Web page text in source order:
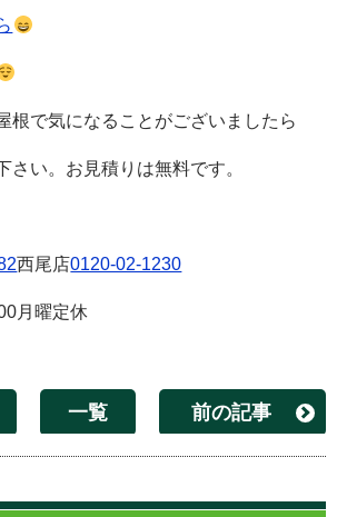
根で気になることがございましたら
さい。お見積りは無料です。
西尾店0120-02-1230
月曜定休
一覧 前の記事